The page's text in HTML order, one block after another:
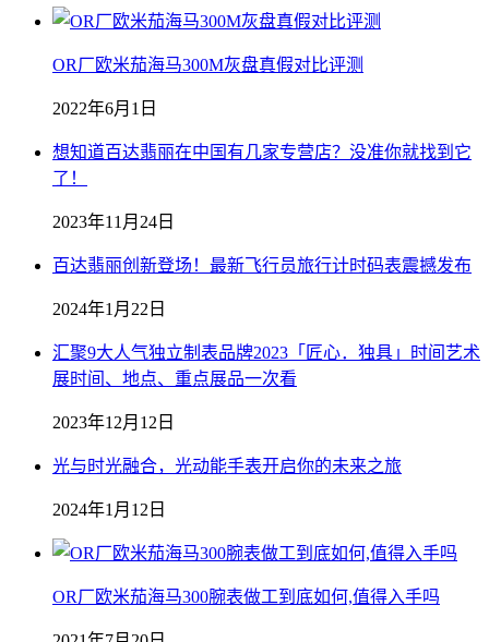
OR厂欧米茄海马300M灰盘真假对比评测
2022年6月1日
想知道百达翡丽在中国有几家专营店？没准你就找到它
了！
2023年11月24日
百达翡丽创新登场！最新飞行员旅行计时码表震撼发布
2024年1月22日
汇聚9大人气独立制表品牌2023「匠心．独具」时间艺术
展时间、地点、重点展品一次看
2023年12月12日
光与时光融合，光动能手表开启你的未来之旅
2024年1月12日
OR厂欧米茄海马300腕表做工到底如何,值得入手吗